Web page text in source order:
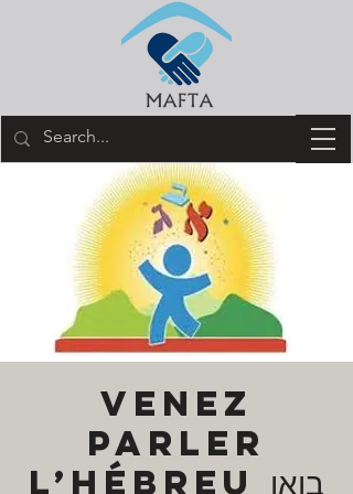
Venez
parler
l’hébreu בואו